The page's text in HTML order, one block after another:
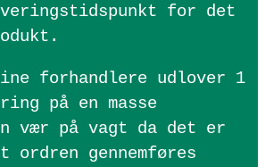
for det
forhandlere udlover 1
på en masse
vær på vagt da det er
ordren gennemføres